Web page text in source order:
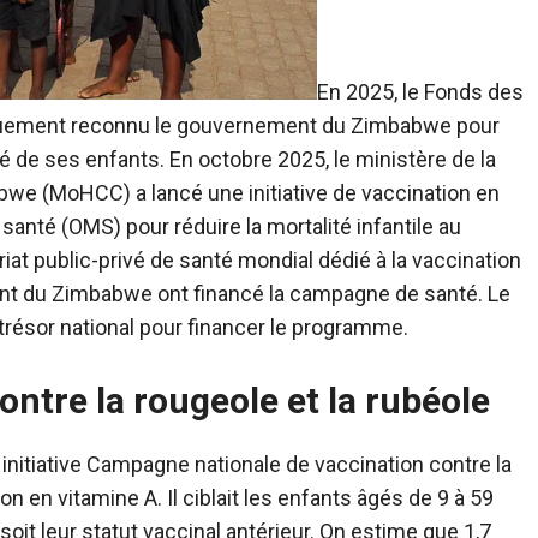
En 2025, le Fonds des
reconnu le gouvernement du Zimbabwe pour
ses enfants. En octobre 2025, le ministère de la
(MoHCC) a lancé une initiative de vaccination en
(OMS) pour réduire la mortalité infantile au
public-privé de santé mondial dédié à la vaccination
du Zimbabwe ont financé la campagne de santé. Le
national pour financer le programme.
la rougeole et la rubéole
Campagne nationale de vaccination contre la
en vitamine A. Il ciblait les enfants âgés de 9 à 59
leur statut vaccinal antérieur. On estime que 1,7